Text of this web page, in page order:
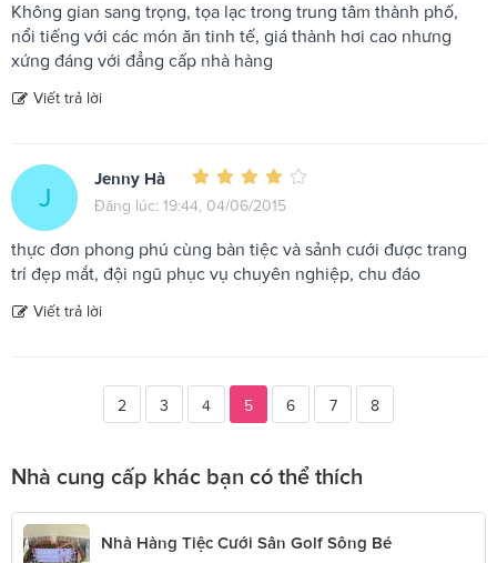
Không gian sang trọng, tọa lạc trong trung tâm thành phố,
nổi tiếng với các món ăn tinh tế, giá thành hơi cao nhưng
xứng đáng với đẳng cấp nhà hàng
Viết trả lời
J
Jenny Hà
Đăng lúc: 19:44, 04/06/2015
thực đơn phong phú cùng bàn tiệc và sảnh cưới được trang
trí đẹp mắt, đội ngũ phục vụ chuyên nghiệp, chu đáo
Viết trả lời
2 3 4 5 6 7 8
Nhà cung cấp khác bạn có thể thích
Nhà Hàng Tiệc Cưới Sân Golf Sông Bé